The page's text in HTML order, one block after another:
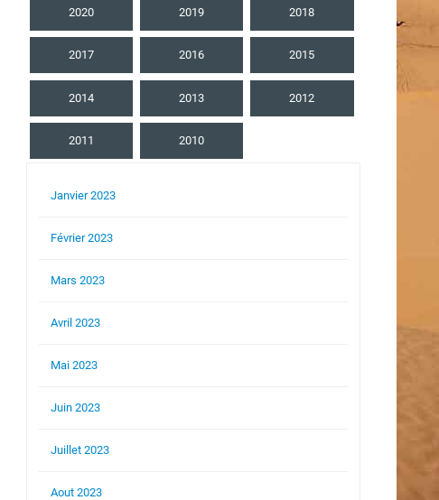
2020 2019 2018
2017 2016 2015
2014 2013 2012
2011 2010
Janvier 2023
Février 2023
Mars 2023
Avril 2023
Mai 2023
Juin 2023
Juillet 2023
Aout 2023